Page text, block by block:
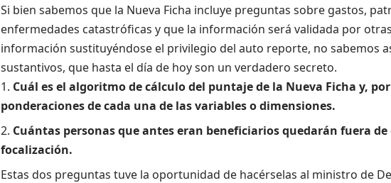
Si bien sabemos que la Nueva Ficha incluye preguntas sobre gastos,
enfermedades catastróficas y que la información será validada por
información sustituyéndose el privilegio del auto reporte, no sabemos
sustantivos, que hasta el día de hoy son un verdadero secreto.
Cuál es el algoritmo de cálculo del puntaje de la Nueva Ficha y,
ponderaciones de cada una de las variables o dimensiones.
Cuántas personas que antes eran beneficiarios quedarán fuera
focalización.
Estas dos preguntas tuve la oportunidad de hacérselas al ministro de